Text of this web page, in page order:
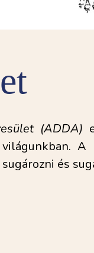
(ADDA)
A
és